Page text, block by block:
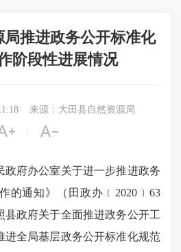
推进政务公开标准化
阶段性进展情况
来源：大田县自然资源局

政府办公室关于进一步推进政务
的通知》（田政办 ﹝ 2020 ﹞63
县政府关于全面推进政务公开工
进全局基层政务公开标准化规范